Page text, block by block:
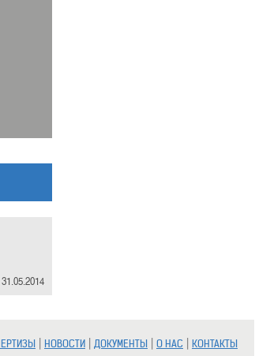
31.05.2014
| НОВОСТИ | ДОКУМЕНТЫ | О НАС | КОНТАКТЫ